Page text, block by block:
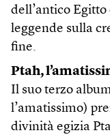
dell’antico
leggende sulla
fine.
Ptah,
Il suo terzo
l’amatissimo)
divinità egizia